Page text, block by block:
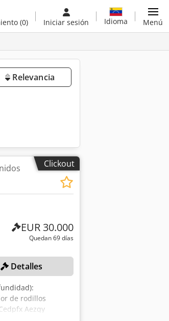
(0) Iniciar sesión Idioma Menú
Relevancia
Clickout
EUR 30.000
Quedan 69 días
Detalles
de rodillos
Aezqy